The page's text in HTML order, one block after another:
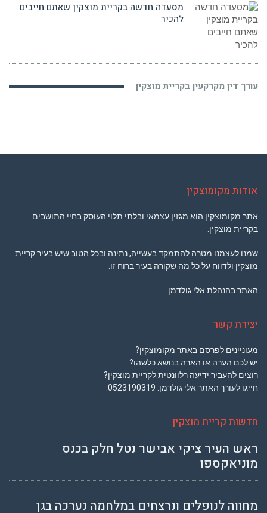
מסעדה חדשה בקריית מוצקין שאתם חייבים
להכיר
עורך דין מקרקעין בקריית מוצקין
אודות מקומוצקין
אתר מקומוצקין הוא מגזין עצמאי ובלתי תלוי העוסק בחיי התושבים
בקריית מוצקין.
שמנו לעצמנו מטרה להתמקד בעשייה, נתינה ובכל הטוב שיש בעיר קריית
מוצקין ולדווח על כל מה שקורה בעיר ברוח זו.
האתר בהנהלת אלי גולדמן.
יצירת קשר
מעוניינים לפרסם באתר מקומוצקין?
יש לכם הערה או הארה בנושא כלשהו?
רוצים להעביר ידיעה רלוונטית לקריית מוצקין?
חייגו לעורך האתר אלי גולדמן: 0523190319
.
חדשות קריית מוצקין
ראש העיר ציקי אבישר נטל חלק בכנס
מוניאקספו
מחווה לנופלים ונרצחים במלחמה נערכה בגן